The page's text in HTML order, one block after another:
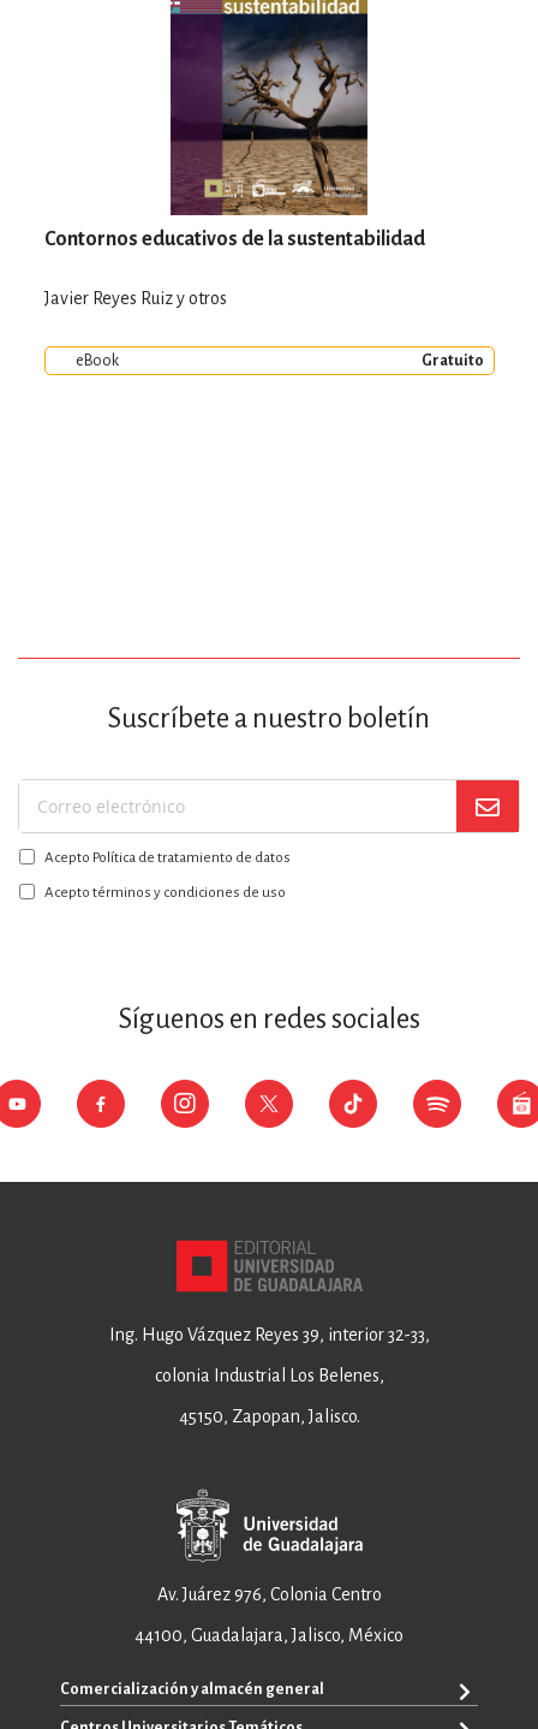
Contornos educativos de la sustentabilidad
Javier Reyes Ruiz y otros
eBook Gratuito
Suscríbete a nuestro boletín
Suscríbase
a
nuestro
boletín:
Acepto Política de tratamiento de datos
Acepto términos y condiciones de uso
Síguenos en redes sociales
Ing. Hugo Vázquez Reyes 39, interior 32-33,
colonia Industrial Los Belenes,
45150, Zapopan, Jalisco.
Av. Juárez 976, Colonia Centro
44100, Guadalajara, Jalisco, México
Comercialización y almacén general